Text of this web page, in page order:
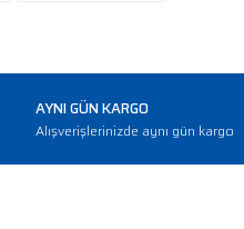
AYNI GÜN KARGO
Alışverişlerinizde aynı gün kargo